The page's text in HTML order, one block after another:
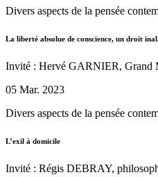
Divers aspects de la pensée
La liberté absolue de conscience, un droit
Invité : Hervé GARNIER, Grand
05 Mar. 2023
Divers aspects de la pensée
L’exil à domicile
Invité : Régis DEBRAY,